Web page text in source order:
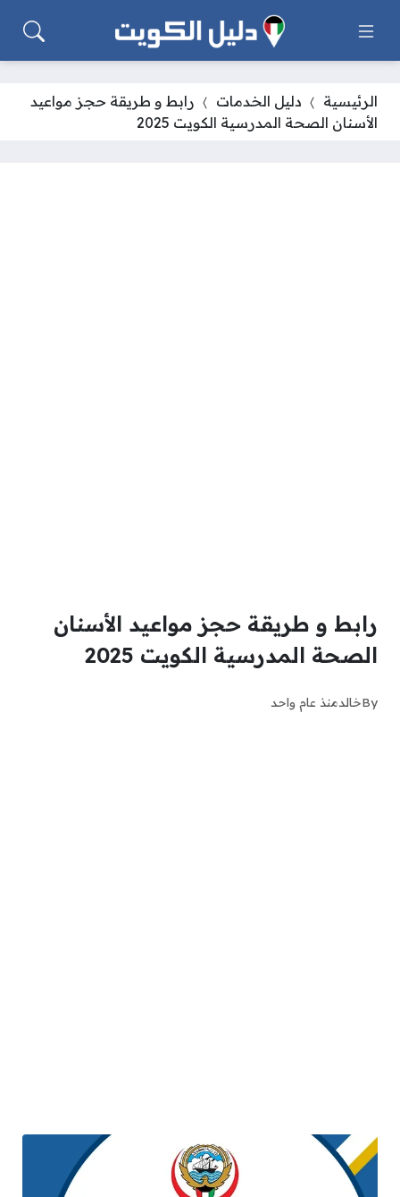
الرئيسية دليل الخدمات
رابط و طريقة حجز مواعيد
الأسنان الصحة المدرسية الكويت 2025
رابط و طريقة حجز مواعيد الأسنان
الصحة المدرسية الكويت 2025
Byخالدمنذ عام واحد